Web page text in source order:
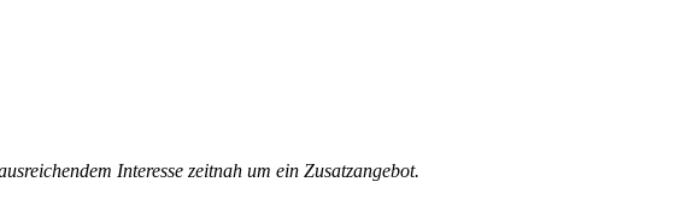
Interesse zeitnah um ein Zusatzangebot.